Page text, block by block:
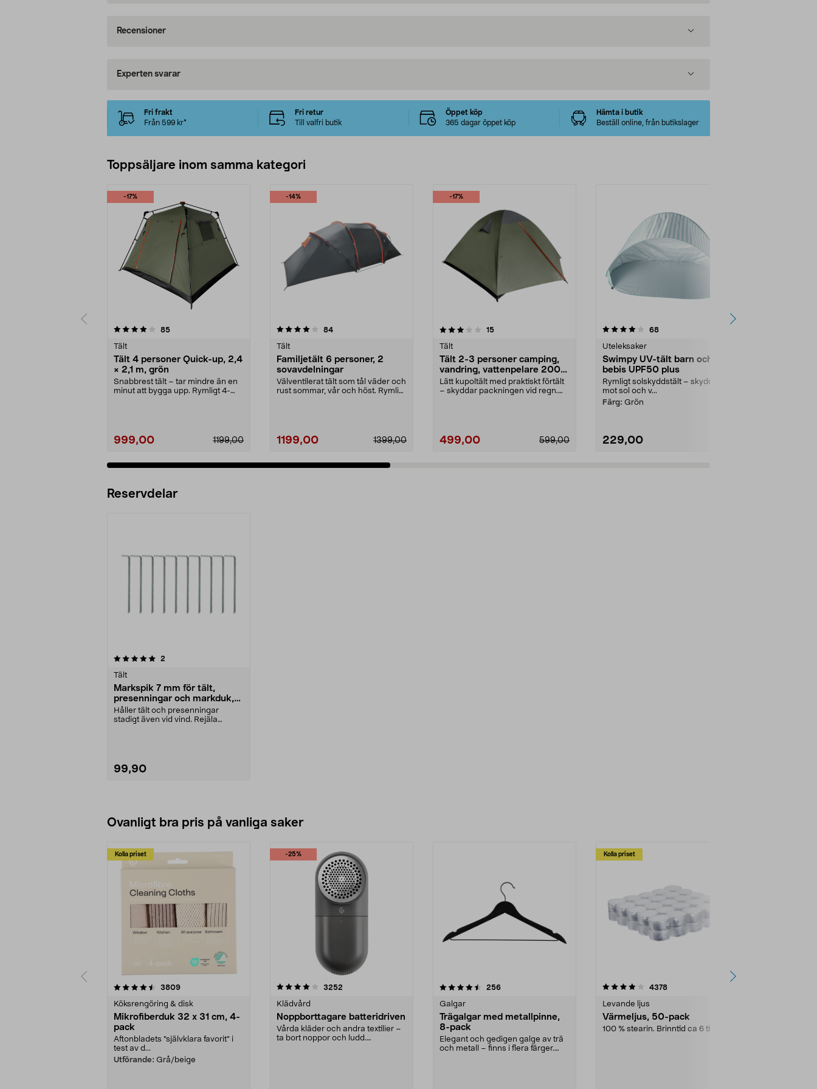
Recensioner
Experten svarar
Fri frakt
Från 599 kr*
Fri retur
Till valfri butik
Öppet köp
365 dagar öppet köp
Hämta i butik
Beställ online, från butikslager
Toppsäljare inom samma kategori
-17%
85recensioner
Tält
Tält 4 personer Quick-up, 2,4
× 2,1 m, grön
Snabbrest tält – tar mindre än en
minut att bygga upp. Rymligt 4-
999,00 1199,00
-14%
4.0 av 5 stjärnor 84recensioner
Tält
Familjetält 6 personer, 2
sovavdelningar
Välventilerat tält som tål väder och
rust sommar, vår och höst. Rymligt
1199,00 1399,00
-17%
3.0 av 5 stjärnor 15recensioner
Tält
Tält 2-3 personer camping,
vandring, vattenpelare 2000
mm
Lätt kupoltält med praktiskt förtält
– skyddar packningen vid regn.
499,00 599,00
4.0 av 5 stjärnor 68recensioner
Uteleksaker
Swimpy UV-tält barn och
bebis UPF50 plus
Rymligt solskyddstält – skyddar
mot sol och v...
Färg: Grön
229,00
3.5 av 5 stjärnor
Reservdelar
2
Tält
Markspik 7 mm för tält,
presenningar och markduk,
10-pack
Håller tält och presenningar
stadigt även vid vind. Rejäla
99,90
Ovanligt bra pris på vanliga saker
Kolla priset
3809recensioner
Köksrengöring & disk
Mikrofiberduk 32 x 31 cm, 4-
pack
Aftonbladets "självklara favorit” i
test av d...
Utförande: Grå/beige
-25%
4.0av 5 stjärnor 3252
Klädvård
Noppborttagare batteridriven
Vårda kläder och andra textilier –
ta bort noppor och ludd.
4.5av 5 stjärnor 256recensioner
Galgar
Trägalgar med metallpinne,
8-pack
Elegant och gedigen galge av trä
och metall – finns i flera färger.
Kolla priset
4.0av 5 stjärnor 4378recensioner
Levande ljus
Värmeljus, 50-pack
100 % stearin. Brinntid ca 6 tim.
4.5av 5 stjärnor